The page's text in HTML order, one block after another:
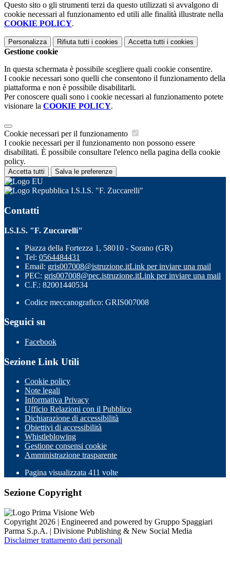
Questo sito o gli strumenti terzi da questo utilizzati si avvalgono di
cookie necessari al funzionamento ed utili alle finalità illustrate nella
COOKIE POLICY.
Personalizza Rifiuta tutti i cookies Accetta tutti i cookies
Gestione cookie
In questa schermata è possibile scegliere quali cookie consentire.
I cookie necessari sono quelli che consentono il funzionamento della
piattaforma e non è possibile disabilitarli.
Per conoscere quali sono i cookie necessari al funzionamento potete
visionare la COOKIE POLICY.
Cookie necessari per il funzionamento
I cookie necessari per il funzionamento non possono essere
disabilitati. È possibile consultare l'elenco nella pagina della cookie
policy.
Accetta tutti Salva le preferenze
I.S.I.S. "F. Zuccarelli"
Contatti
I.S.I.S. "F. Zuccarelli"
Piazza della Fortezza 1, 58010 - Sorano (GR)
Tel: 0564484431
Email: gris007008@istruzione.itLink per inviare una mail
PEC: gris007008@pec.istruzione.itLink per inviare una mail
C.F.: 82001440534
Codice meccanografico: GRIS007008
Seguici su
Facebook
Sezione Link Utili
Cookie policy
Note legali
Informativa Privacy
Ufficio Relazioni con il Pubblico
Dichiarazione di accessibilità
Obiettivi di accessibilità
Whistleblowing
Gestione consensi cookie
Amministrazione trasparente
Pagina visualizzata 411 volte
Sezione Copyright
Copyright 2026 | Engineered and powered by Gruppo Spaggiari
Parma S.p.A. | Divisione Publishing & New Social Media
Disclaimer trattamento dati personali